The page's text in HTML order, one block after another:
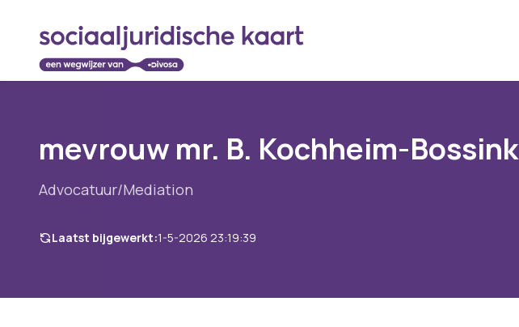
mevrouw mr. B. Kochheim-Bossink
Advocatuur/Mediation
Laatst bijgewerkt:1-5-2026 23:19:39